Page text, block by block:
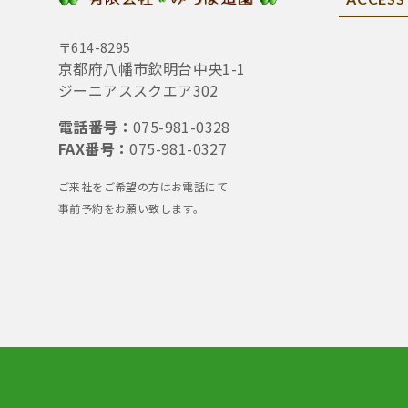
〒614-8295
京都府八幡市欽明台中央1-1
ジーニアススクエア302
電話番号： 075-981-0328
FAX番号：075-981-0327
ご来社をご希望の方はお電話にて
事前予約をお願い致します。